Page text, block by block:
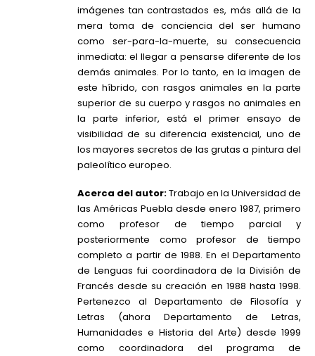
imágenes tan contrastados es, más allá de la
mera toma de conciencia del ser humano
como ser-para-la-muerte, su consecuencia
inmediata: el llegar a pensarse diferente de los
demás animales. Por lo tanto, en la imagen de
este híbrido, con rasgos animales en la parte
superior de su cuerpo y rasgos no animales en
la parte inferior, está el primer ensayo de
visibilidad de su diferencia existencial, uno de
los mayores secretos de las grutas a pintura del
paleolítico europeo.
Acerca del autor:Trabajo en la Universidad de
las Américas Puebla desde enero 1987, primero
como profesor de tiempo parcial y
posteriormente como profesor de tiempo
completo a partir de 1988. En el Departamento
de Lenguas fui coordinadora de la División de
Francés desde su creación en 1988 hasta 1998.
Pertenezco al Departamento de Filosofía y
Letras (ahora Departamento de Letras,
Humanidades e Historia del Arte) desde 1999
como coordinadora del programa de